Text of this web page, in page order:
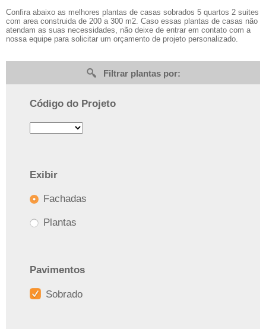
Confira abaixo as melhores plantas de casas sobrados 5 quartos 2 suites
com area construida de 200 a 300 m2. Caso essas plantas de casas não
atendam as suas necessidades, não deixe de entrar em contato com a
nossa equipe para solicitar um orçamento de projeto personalizado.
Filtrar plantas por:
Código do Projeto
Exibir
Fachadas
Plantas
Pavimentos
Sobrado